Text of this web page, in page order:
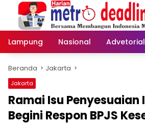
Langsung
konten
Lampung
Nasional Advetorial
Beranda Jakarta
Jakarta
Ramai Isu Penyesuaian
Begini Respon BPJS